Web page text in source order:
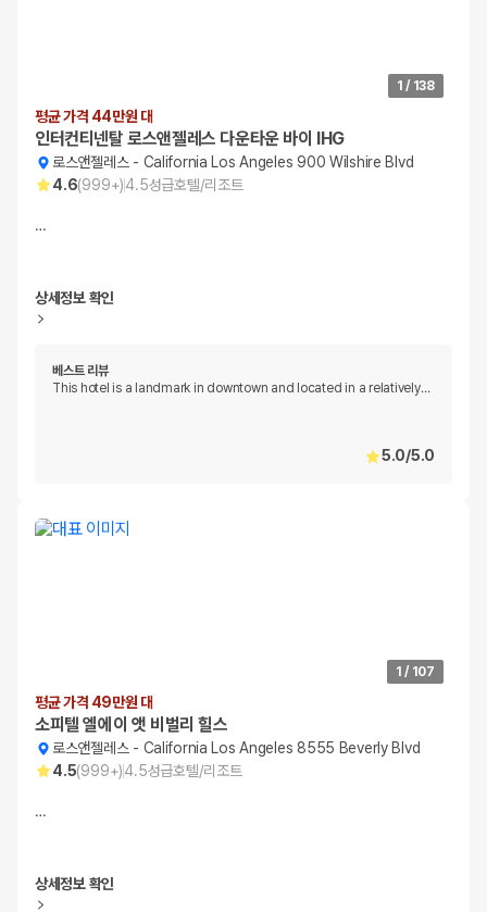
1 / 138
평균 가격 44만원 대
인터컨티넨탈 로스앤젤레스 다운타운 바이 IHG
로스앤젤레스- California Los Angeles 900 Wilshire Blvd
4.6(999+)4.5성급호텔/리조트
…
상세정보 확인
베스트 리뷰
This hotel is a landmark in downtown and located in a relatively…
5.0/5.0
1 / 107
평균 가격 49만원 대
소피텔 엘에이 앳 비벌리 힐스
로스앤젤레스- California Los Angeles 8555 Beverly Blvd
4.5(999+)4.5성급호텔/리조트
…
상세정보 확인